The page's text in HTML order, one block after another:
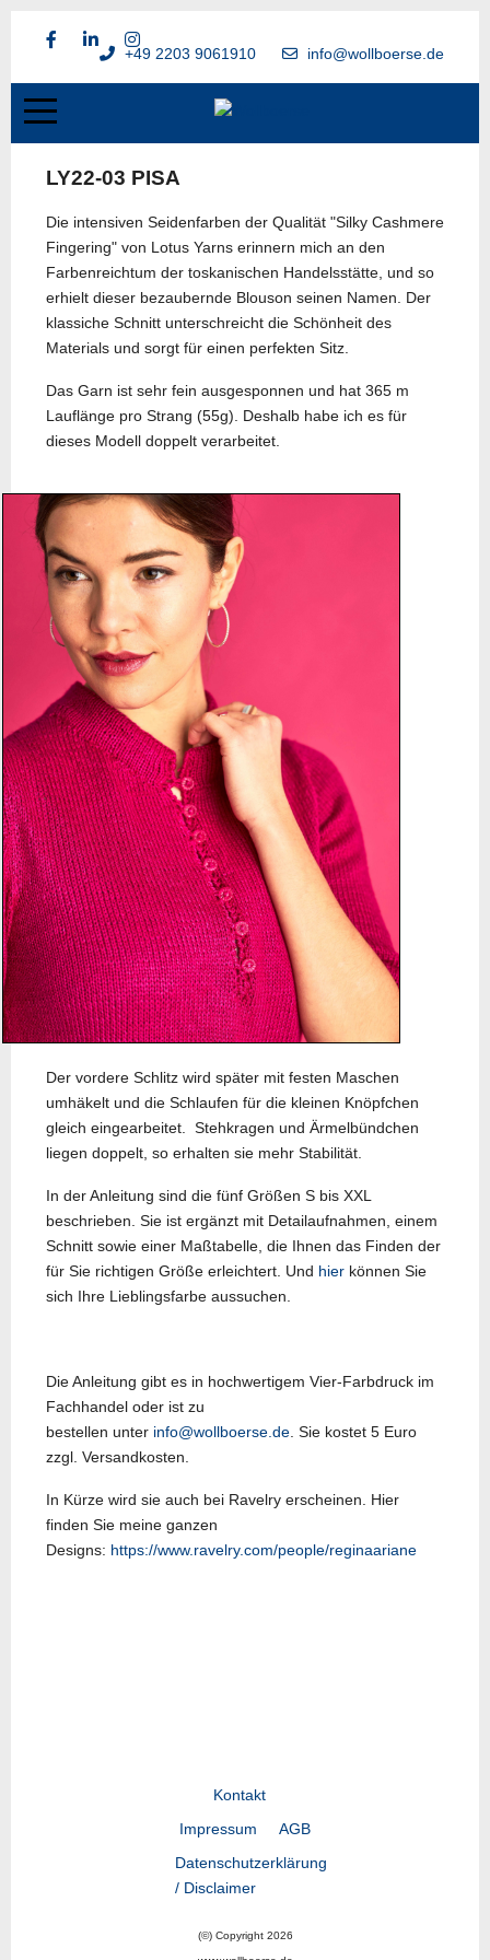
+49 2203 9061910 info@wollboerse.de
LY22-03 PISA
Die intensiven Seidenfarben der Qualität "Silky Cashmere
Fingering" von Lotus Yarns erinnern mich an den
Farbenreichtum der toskanischen Handelsstätte, und so
erhielt dieser bezaubernde Blouson seinen Namen. Der
klassiche Schnitt unterschreicht die Schönheit des
Materials und sorgt für einen perfekten Sitz.
Das Garn ist sehr fein ausgesponnen und hat 365 m
Lauflänge pro Strang (55g). Deshalb habe ich es für
dieses Modell doppelt verarbeitet.
Der vordere Schlitz wird später mit festen Maschen
umhäkelt und die Schlaufen für die kleinen Knöpfchen
gleich eingearbeitet. Stehkragen und Ärmelbündchen
liegen doppelt, so erhalten sie mehr Stabilität.
In der Anleitung sind die fünf Größen S bis XXL
beschrieben. Sie ist ergänzt mit Detailaufnahmen, einem
Schnitt sowie einer Maßtabelle, die Ihnen das Finden der
für Sie richtigen Größe erleichtert. Und hier können Sie
sich Ihre Lieblingsfarbe aussuchen.
Die Anleitung gibt es in hochwertigem Vier-Farbdruck im
Fachhandel oder ist zu
bestellen unter info@wollboerse.de . Sie kostet 5 Euro
zzgl. Versandkosten.
In Kürze wird sie auch bei Ravelry erscheinen. Hier
finden Sie meine ganzen
Designs: https://www.ravelry.com/people/reginaariane
Kontakt
Impressum
AGB
Datenschutzerklärung
/ Disclaimer
(©) Copyright 2026